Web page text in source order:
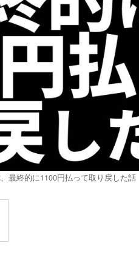
最終的に1100円払って取り戻した話